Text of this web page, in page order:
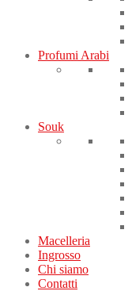
Profumi Arabi
Souk
Macelleria
Ingrosso
Chi siamo
Contatti